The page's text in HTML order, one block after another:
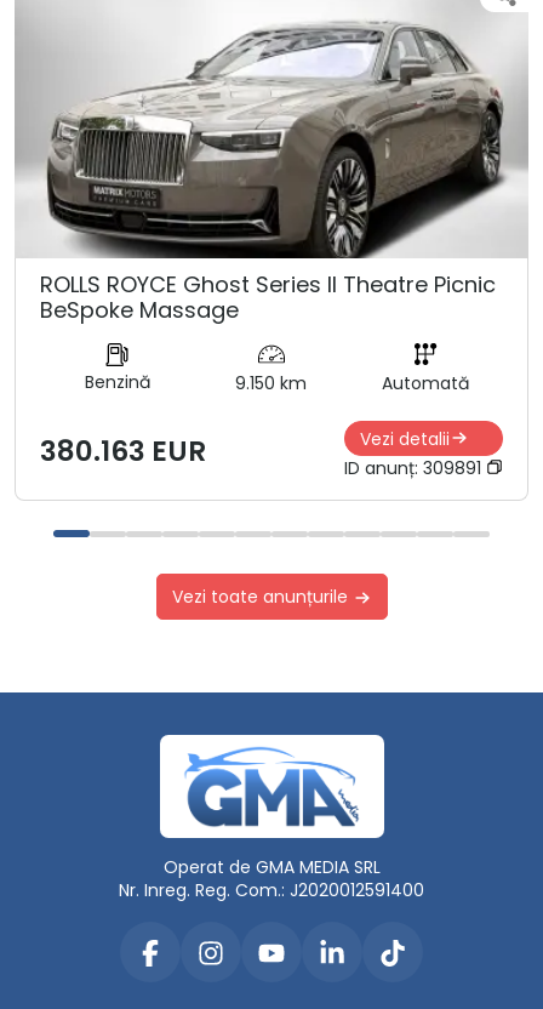
ROLLS ROYCE Ghost Series ll Theatre Picnic
BeSpoke Massage
Benzină 9.150 km Automată
380.163 EUR
Vezi detalii
ID anunț: 309891
Vezi toate anunțurile
Operat de GMA MEDIA SRL
Nr. Inreg. Reg. Com.: J2020012591400